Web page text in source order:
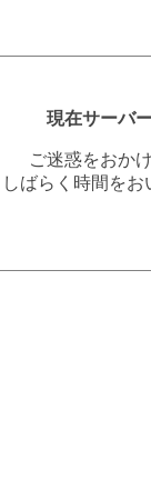
現在サーバ
ご迷惑をおか
しばらく時間を